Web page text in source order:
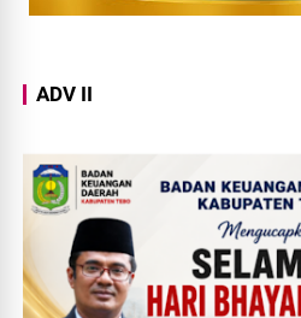
ADV II